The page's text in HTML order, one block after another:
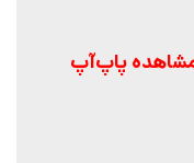
پاپ‌آپ